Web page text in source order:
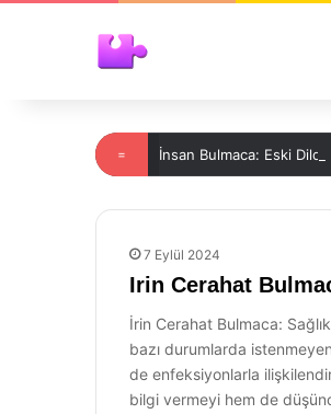
= İnsan Bulmaca: Eski
7 Eylül 2024
Irin Cerahat
İrin Cerahat Bulmaca:
bazı durumlarda
de enfeksiyonlarla
bilgi vermeyi hem de